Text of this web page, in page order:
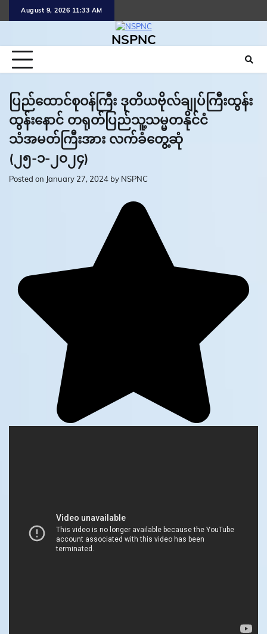
August 9, 2026 11:33 AM
NSPNC
ပြည်ထောင်စုဝန်ကြီး ဒုတိယဗိုလ်ချုပ်ကြီးထွန်း
ထွန်းနောင် တရုတ်ပြည်သူ့သမ္မတနိုင်ငံ
သံအမတ်ကြီးအား လက်ခံတွေ့ဆုံ
(၂၅-၁-၂၀၂၄)
Posted on January 27, 2024 by NSPNC